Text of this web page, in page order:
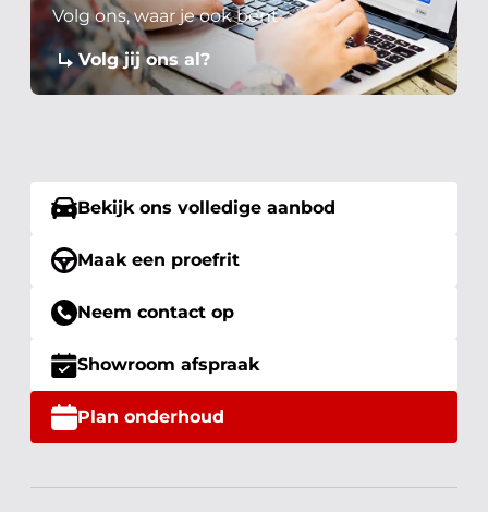
Volg ons, waar je ook bent
Volg jij ons al?
Bekijk ons volledige aanbod
Maak een proefrit
Neem contact op
Showroom afspraak
Plan onderhoud